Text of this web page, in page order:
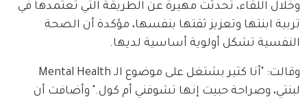
وخلال اللقاء، تحدثت مهيرة عن الطريقة التي تعتمدها في
تربية ابنتها وتعزيز ثقتها بنفسها، مؤكدة أن الصحة
النفسية تشكل أولوية أساسية لديها.
لبنتي، وصراحة حبيت إنها تشوفني أم كول." وأضافت أن